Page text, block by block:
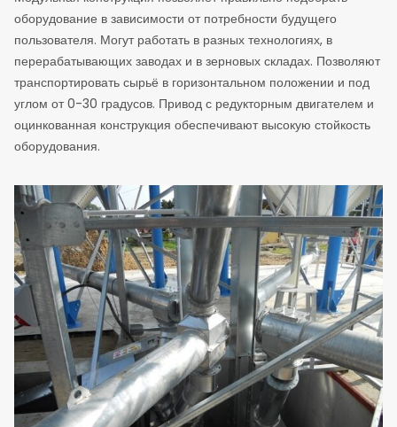
оборудование в зависимости от потребности будущего
пользователя. Могут работать в разных технологиях, в
перерабатывающих заводах и в зерновых складах. Позволяют
транспортировать сырьё в горизонтальном положении и под
углом от 0-30 градусов. Привод с редукторным двигателем и
оцинкованная конструкция обеспечивают высокую стойкость
оборудования.